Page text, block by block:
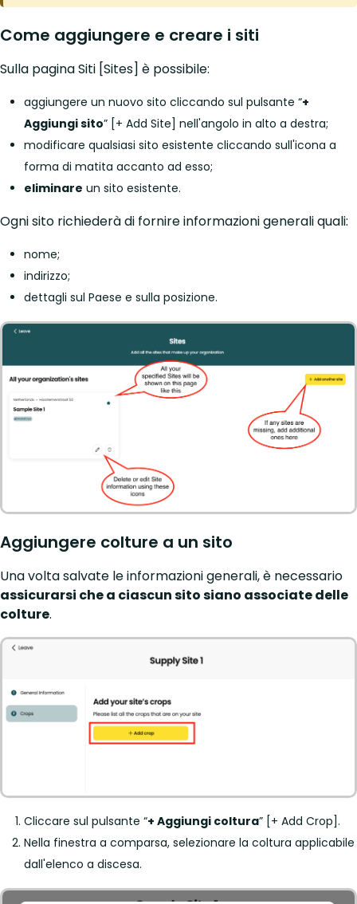
Come aggiungere e creare i siti
Sulla pagina Siti [Sites] è possibile:
aggiungere un nuovo sito cliccando sul pulsante “+
Aggiungi sito” [+ Add Site] nell'angolo in alto a destra;
modificare qualsiasi sito esistente cliccando sull'icona a
forma di matita accanto ad esso;
eliminare un sito esistente.
Ogni sito richiederà di fornire informazioni generali quali:
nome;
indirizzo;
dettagli sul Paese e sulla posizione.
Aggiungere colture a un sito
Una volta salvate le informazioni generali, è necessario
assicurarsi che a ciascun sito siano associate delle
colture.
Cliccare sul pulsante “+ Aggiungi coltura” [+ Add Crop].
Nella finestra a comparsa, selezionare la coltura applicabile
dall'elenco a discesa.